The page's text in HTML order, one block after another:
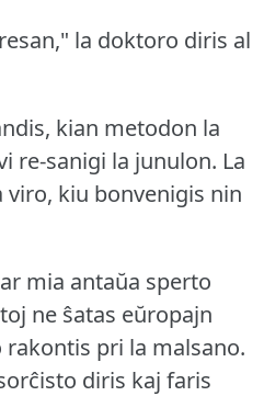
la doktoro diris al
kian metodon la
re-sanigi la junulon. La
kiu bonvenigis nin
mia antaŭa sperto
ne ŝatas eŭropajn
rakontis pri la malsano.
diris kaj faris